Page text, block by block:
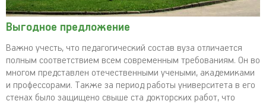
Выгодное предложение
Важно учесть, что педагогический состав вуза отличается
полным соответствием всем современным требованиям. Он во
многом представлен отечественными учеными, академиками
и профессорами. Также за период работы университета в его
стенах было защищено свыше ста докторских работ, что